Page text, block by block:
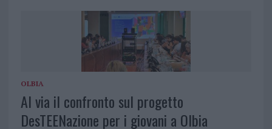
OLBIA
Al via il confronto sul progetto
DesTEENazione per i giovani a Olbia